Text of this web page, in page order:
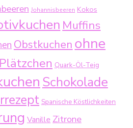
Johannisbeeren Kokos
Muffins
Obstkuchen ohne
Plätzchen Quark-Öl-Teig
Schokolade
Spanische Köstlichkeiten
Vanille Zitrone